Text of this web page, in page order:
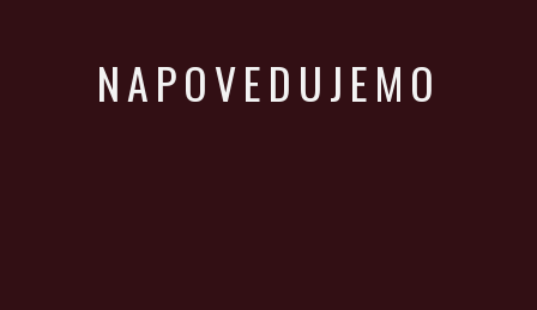
NAPOVEDUJEMO